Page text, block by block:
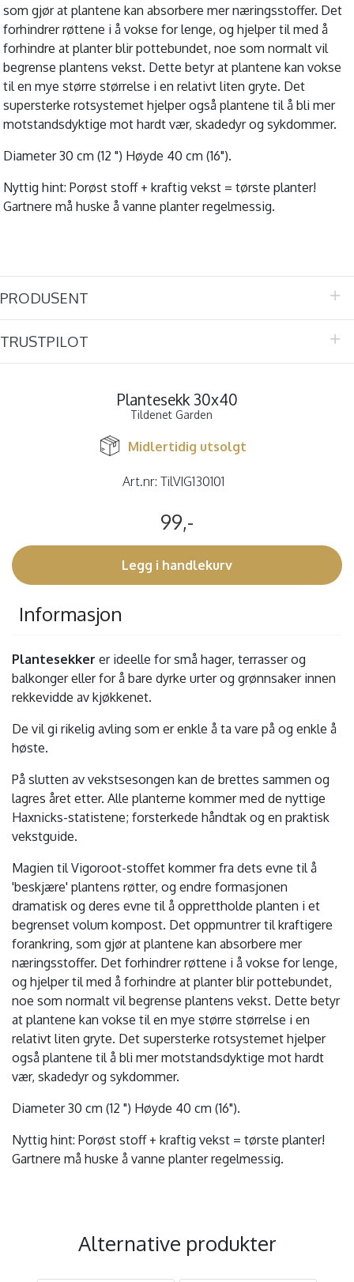
som gjør at plantene kan absorbere mer næringsstoffer. Det
forhindrer røttene i å vokse for lenge, og hjelper til med å
forhindre at planter blir pottebundet, noe som normalt vil
begrense plantens vekst. Dette betyr at plantene kan vokse
til en mye større størrelse i en relativt liten gryte. Det
supersterke rotsystemet hjelper også plantene til å bli mer
motstandsdyktige mot hardt vær, skadedyr og sykdommer.
Diameter 30 cm (12 ") Høyde 40 cm (16").
Nyttig hint: Porøst stoff + kraftig vekst = tørste planter!
Gartnere må huske å vanne planter regelmessig.
PRODUSENT
TRUSTPILOT
Plantesekk 30x40
Tildenet Garden
Midlertidig utsolgt
Art.nr: TilVIG130101
99,-
Legg i handlekurv
Informasjon
Plantesekker er ideelle for små hager, terrasser og
balkonger eller for å bare dyrke urter og grønnsaker innen
rekkevidde av kjøkkenet.
De vil gi rikelig avling som er enkle å ta vare på og enkle å
høste.
På slutten av vekstsesongen kan de brettes sammen og
lagres året etter. Alle planterne kommer med de nyttige
Haxnicks-statistene; forsterkede håndtak og en praktisk
vekstguide.
Magien til Vigoroot-stoffet kommer fra dets evne til å
'beskjære' plantens røtter, og endre formasjonen
dramatisk og deres evne til å opprettholde planten i et
begrenset volum kompost. Det oppmuntrer til kraftigere
forankring, som gjør at plantene kan absorbere mer
næringsstoffer. Det forhindrer røttene i å vokse for lenge,
og hjelper til med å forhindre at planter blir pottebundet,
noe som normalt vil begrense plantens vekst. Dette betyr
at plantene kan vokse til en mye større størrelse i en
relativt liten gryte. Det supersterke rotsystemet hjelper
også plantene til å bli mer motstandsdyktige mot hardt
vær, skadedyr og sykdommer.
Diameter 30 cm (12 ") Høyde 40 cm (16").
Nyttig hint: Porøst stoff + kraftig vekst = tørste planter!
Gartnere må huske å vanne planter regelmessig.
Alternative produkter